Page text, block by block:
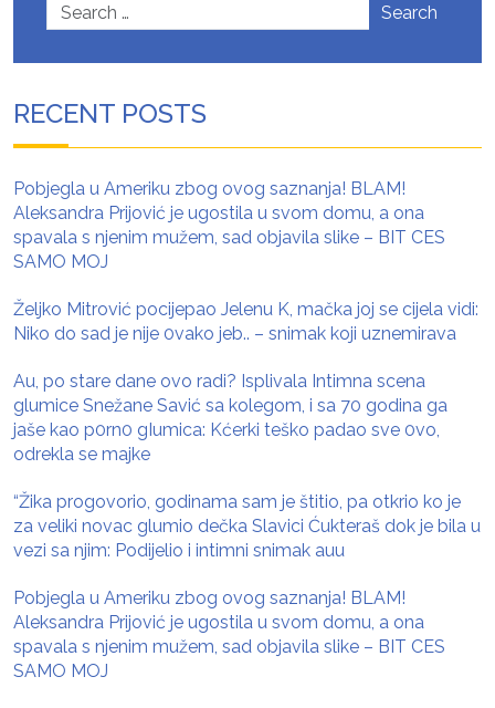
Search
RECENT POSTS
Pobjegla u Ameriku zbog ovog saznanja! BLAM!
Aleksandra Prijović je ugostila u svom domu, a ona
spavala s njenim mužem, sad objavila slike – BIT CES
SAMO MOJ
Željko Mitrović pocijepao Jelenu K, mačka joj se cijela vidi:
Niko do sad je nije 0vako jeb.. – snimak koji uznemirava
Au, po stare dane ovo radi? Isplivala Intimna scena
glumice Snežane Savić sa kolegom, i sa 70 godina ga
jaše kao p0rn0 gIumica: Kćerki teško padao sve 0vo,
odrekla se majke
“Žika progovorio, godinama sam je štitio, pa otkrio ko je
za veliki novac glumio dečka Slavici Ćukteraš dok je bila u
vezi sa njim: Podijelio i intimni snimak auu
Pobjegla u Ameriku zbog ovog saznanja! BLAM!
Aleksandra Prijović je ugostila u svom domu, a ona
spavala s njenim mužem, sad objavila slike – BIT CES
SAMO MOJ